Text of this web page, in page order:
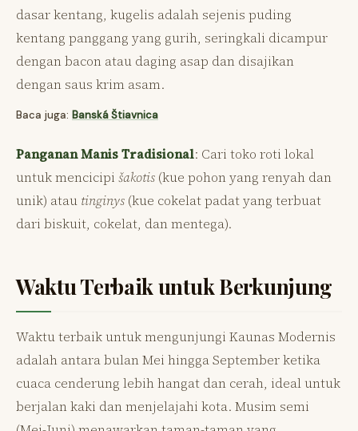
dasar kentang, kugelis adalah sejenis puding
kentang panggang yang gurih, seringkali dicampur
dengan bacon atau daging asap dan disajikan
dengan saus krim asam.
Baca juga: Banská Štiavnica
Panganan Manis Tradisional: Cari toko roti lokal
untuk mencicipi šakotis (kue pohon yang renyah dan
unik) atau tinginys (kue cokelat padat yang terbuat
dari biskuit, cokelat, dan mentega).
Waktu Terbaik untuk Berkunjung
Waktu terbaik untuk mengunjungi Kaunas Modernis
adalah antara bulan Mei hingga September ketika
cuaca cenderung lebih hangat dan cerah, ideal untuk
berjalan kaki dan menjelajahi kota. Musim semi